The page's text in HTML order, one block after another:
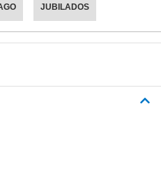
JUBILADOS